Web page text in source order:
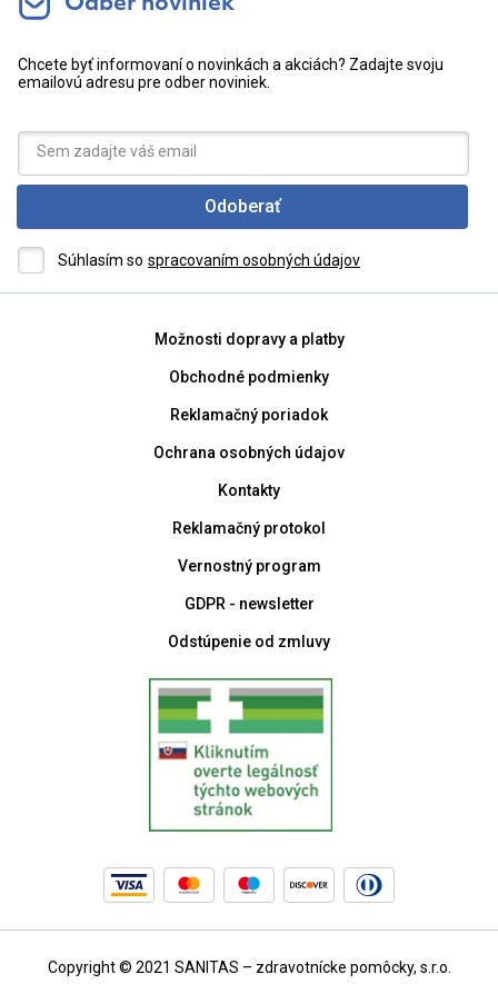
Odber noviniek
Chcete byť informovaní o novinkách a akciách? Zadajte svoju
emailovú adresu pre odber noviniek.
Odoberať
Súhlasím so spracovaním osobných údajov
Možnosti dopravy a platby
Obchodné podmienky
Reklamačný poriadok
Ochrana osobných údajov
Kontakty
Reklamačný protokol
Vernostný program
GDPR - newsletter
Odstúpenie od zmluvy
Copyright © 2021 SANITAS – zdravotnícke pomôcky, s.r.o.